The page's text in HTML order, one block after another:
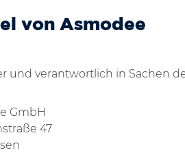
von Asmodee
und verantwortlich in Sachen
GmbH
47